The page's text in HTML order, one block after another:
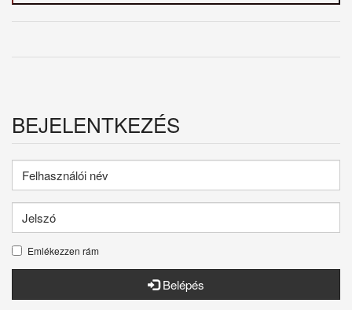
BEJELENTKEZÉS
Emlékezzen rám
Belépés